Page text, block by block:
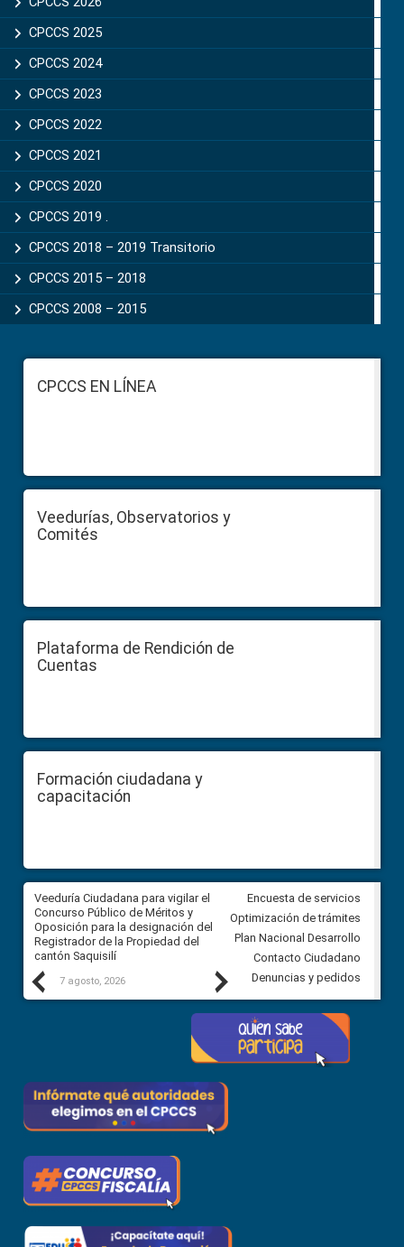
CPCCS 2025
CPCCS 2024
CPCCS 2023
CPCCS 2022
CPCCS 2021
CPCCS 2020
CPCCS 2019 .
CPCCS 2018 – 2019 Transitorio
CPCCS 2015 – 2018
CPCCS 2008 – 2015
FooterCPCCS EN LÍNEA
Veedurías, Observatorios y
Comités
Plataforma de Rendición de
Cuentas
Formación ciudadana y
capacitación
Previous
Veeduría Ciudadana para vigilar el
Concurso Público de Méritos y
Oposición para la designación del
Registrador de la Propiedad del
cantón Saquisilí
7 agosto, 2026
Veeduría Ciudadana para
construcción del asfaltado de
Ballenita del cantón Santa
7 agosto, 2026
Next
Encuesta de servicios
Optimización de trámites
Plan Nacional Desarrollo
Contacto Ciudadano
Denuncias y pedidos